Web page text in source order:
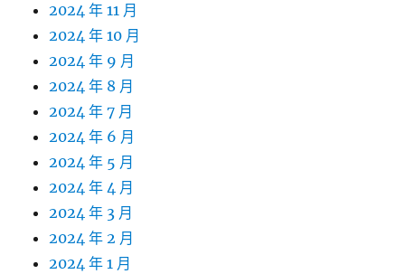
2024 年 11 月
2024 年 10 月
2024 年 9 月
2024 年 8 月
2024 年 7 月
2024 年 6 月
2024 年 5 月
2024 年 4 月
2024 年 3 月
2024 年 2 月
2024 年 1 月